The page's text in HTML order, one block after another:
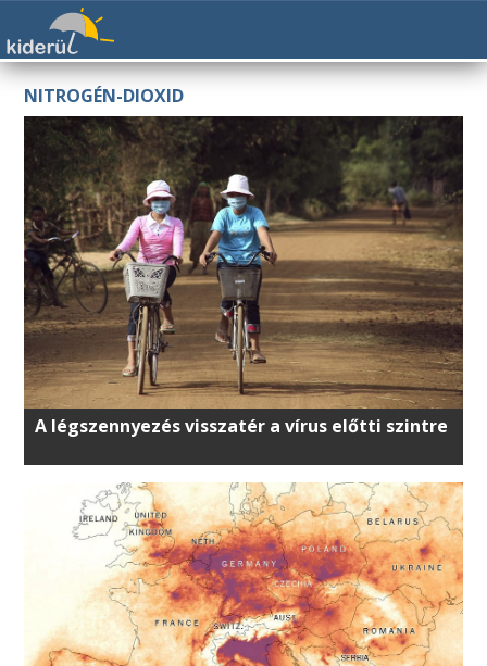
NITROGÉN-DIOXID
A légszennyezés visszatér a vírus előtti szintre